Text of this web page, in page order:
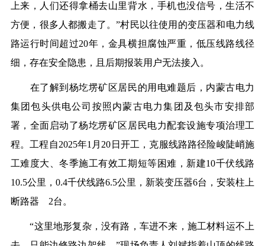
上来，人们还得拿桶去山里背水，手机也没信号，生活不
方便，很多人都搬走了。”村民以往使用的变压器和电力线
路运行时间超过20年，金具横担腐蚀严重，低压线路线径
细，存在安全隐患，且后期报装用户无法接入。
在了解到杨圪塄矿区居民的用电难题后，内蒙古电力
集团包头供电公司按照内蒙古电力集团及包头市安排部
署，全面启动了杨圪塄矿区居民电力配套设施专项治理工
程。工程自2025年1月20日开工，克服线路路径险峻陡峭施
工难度大、冬季施工有效工期短等困难，新建10千伏线路
10.5公里，0.4千伏线路6.5公里，新装变压器6台，安装柱上
断路器 2台。
“这里地形复杂，没有路，车进不来，施工材料运不上